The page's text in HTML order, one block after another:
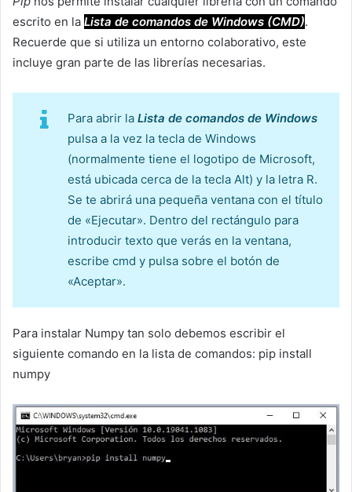
escrito en la Lista de comandos de Windows (CMD).
Recuerde que si utiliza un entorno colaborativo, este
incluye gran parte de las librerías necesarias.
Para abrir la Lista de comandos de Windows
pulsa a la vez la tecla de Windows
(normalmente tiene el logotipo de Microsoft,
está ubicada cerca de la tecla Alt) y la letra R.
Se te abrirá una pequeña ventana con el título
de «Ejecutar». Dentro del rectángulo para
introducir texto que verás en la ventana,
escribe cmd y pulsa sobre el botón de
«Aceptar».
Para instalar Numpy tan solo debemos escribir el
siguiente comando en la lista de comandos: pip install
numpy